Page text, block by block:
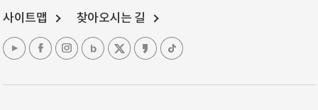
사이트맵 찾아오시는 길